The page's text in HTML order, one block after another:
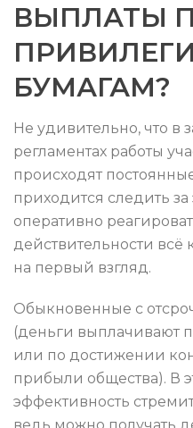
ВЫПЛАТЫ
БУМАГАМ?
Не удивительно, что в
регламентах работы
происходят
приходится следить
оперативно
действительности
на первый взгляд.
Обыкновенные с
(деньги выплачивают
или по достижении
прибыли общества). В
эффективность